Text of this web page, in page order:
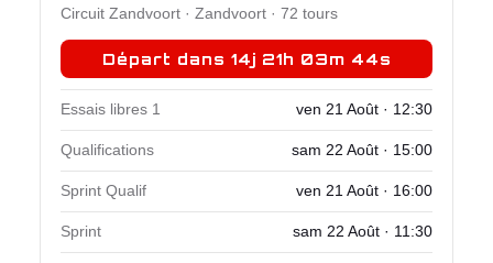
Circuit Zandvoort · Zandvoort · 72 tours
Départ dans 14j 21h 03m 43s
Essais libres 1 ven 21 Août · 12:30
Qualifications sam 22 Août · 15:00
Sprint Qualif ven 21 Août · 16:00
Sprint sam 22 Août · 11:30